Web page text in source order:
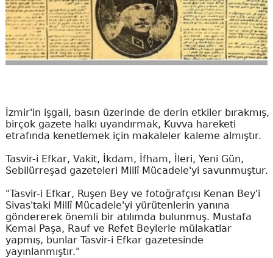
İzmir'in işgali, basın üzerinde de derin etkiler bırakmış,
birçok gazete halkı uyandırmak, Kuvva hareketi
etrafında kenetlemek için makaleler kaleme almıştır.
Tasvir-i Efkar, Vakit, İkdam, İfham, İleri, Yeni Gün,
Sebilürreşad gazeteleri Millî Mücadele'yi savunmuştur.
"Tasvir-i Efkar, Ruşen Bey ve fotoğrafçısı Kenan Bey'i
Sivas'taki Millî Mücadele'yi yürütenlerin yanına
göndererek önemli bir atılımda bulunmuş. Mustafa
Kemal Paşa, Rauf ve Refet Beylerle mülakatlar
yapmış, bunlar Tasvir-i Efkar gazetesinde
yayınlanmıştır."